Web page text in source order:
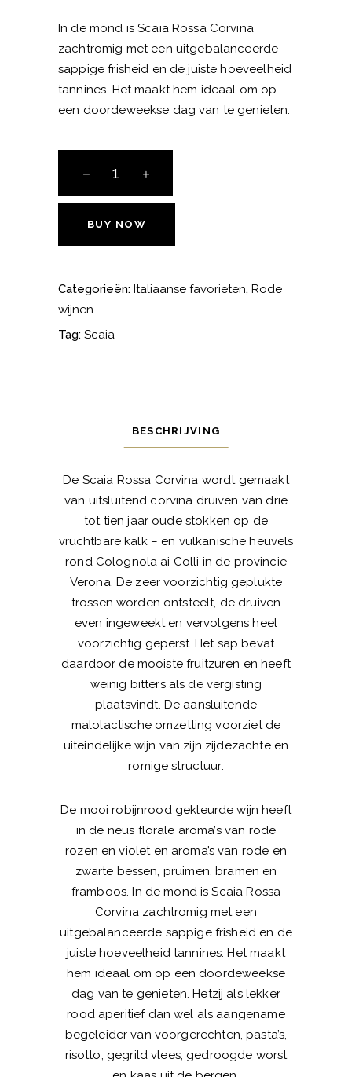
In de mond is Scaia Rossa Corvina
zachtromig met een uitgebalanceerde
sappige frisheid en de juiste hoeveelheid
tannines. Het maakt hem ideaal om op
een doordeweekse dag van te genieten.
Antonia
BUY NOW
Categorieën: Italiaanse favorieten, Rode
wijnen
Tag: Scaia
BESCHRIJVING
De Scaia Rossa Corvina wordt gemaakt
van uitsluitend corvina druiven van drie
tot tien jaar oude stokken op de
vruchtbare kalk – en vulkanische heuvels
rond Colognola ai Colli in de provincie
Verona. De zeer voorzichtig geplukte
trossen worden ontsteelt, de druiven
even ingeweekt en vervolgens heel
voorzichtig geperst. Het sap bevat
daardoor de mooiste fruitzuren en heeft
weinig bitters als de vergisting
plaatsvindt. De aansluitende
malolactische omzetting voorziet de
uiteindelijke wijn van zijn zijdezachte en
romige structuur.
De mooi robijnrood gekleurde wijn heeft
in de neus florale aroma’s van rode
rozen en violet en aroma’s van rode en
zwarte bessen, pruimen, bramen en
framboos. In de mond is Scaia Rossa
Corvina zachtromig met een
uitgebalanceerde sappige frisheid en de
juiste hoeveelheid tannines. Het maakt
hem ideaal om op een doordeweekse
dag van te genieten. Hetzij als lekker
rood aperitief dan wel als aangename
begeleider van voorgerechten, pasta’s,
risotto, gegrild vlees, gedroogde worst